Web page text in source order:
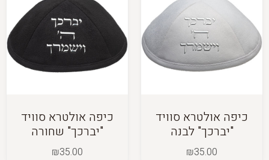
כיפה אולטרא סוויד
"יברכך" לבנה
₪35.00
כיפה אולטרא סוויד
"יברכך" שחורה
₪35.00